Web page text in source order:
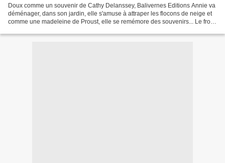
Doux comme un souvenir de Cathy Delanssey, Balivernes Editions Annie va
déménager, dans son jardin, elle s'amuse à attraper les flocons de neige et
comme une madeleine de Proust, elle se remémore des souvenirs... Le froid